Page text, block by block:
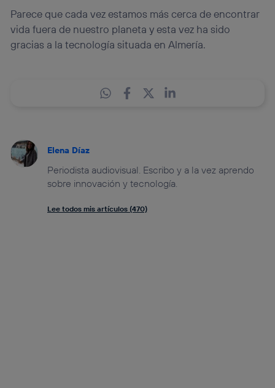
Parece que cada vez estamos más cerca de encontrar
vida fuera de nuestro planeta y esta vez ha sido
gracias a la tecnología situada en Almería.
Elena Díaz
Periodista audiovisual. Escribo y a la vez aprendo
sobre innovación y tecnología.
Lee todos mis artículos (470)